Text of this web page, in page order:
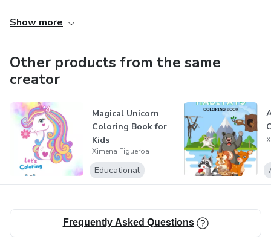
mundo es difícil pero es lo mejor.
Soy creativa y me gusta mucho aprender para emprender.
Show more
Other products from the same
creator
Magical Unicorn
Coloring Book for
Kids
Ximena Figueroa
Educational
Frequently Asked Questions